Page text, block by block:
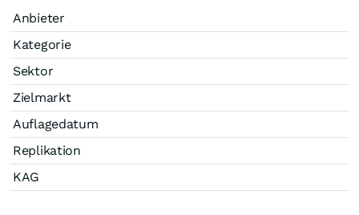
Anbieter
Kategorie
Sektor
Zielmarkt
Auflagedatum
Replikation
KAG